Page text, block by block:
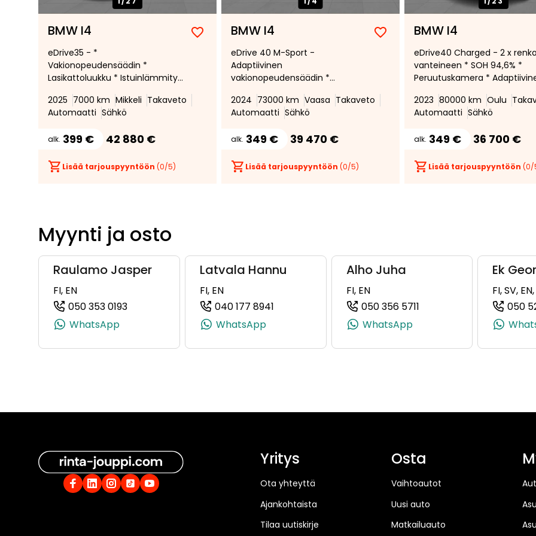
BMW I4
Lisää
suosikiksi
Poista
suosikeista
eDrive35 - *
Vakionopeudensäädin *
Lasikattoluukku * Istuinlämmitys
2025 7000 km Mikkeli Takaveto
Automaatti Sähkö
alk. 399 € 42 880 €
Lisää tarjouspyyntöön (0/5)
BMW I4
Lisää
suosikiksi
Poista
suosikeista
eDrive 40 M-Sport -
Adaptiivinen
vakionopeudensäädin *
1600kg * HiFi kaiuttimet *
Lämmitettävä ohjauspyörä * M
2024 73000 km Vaasa Takaveto
Automaatti Sähkö
alk. 349 € 39 470 €
Lisää tarjouspyyntöön (0/5)
BMW I4
eDrive40 Charged - 2 x
vanteineen * SOH 94,6% *
Peruutuskamera *
Lämmitettävä ohjauspyörä *
Hifit *Comfort access *
2023 80000 km Oulu
Automaatti Sähkö
alk. 349 € 36 700 €
Lisää tarjouspyyntöön (0/
Myynti ja osto
Raulamo Jasper
FI, EN
050 353 0193
(+358503530193, 0503530193, +358 50 353 0193)
WhatsApp
Latvala Hannu
FI, EN
040 177 8941
(+358401778941, 0401778941, +358 40 177 8941)
WhatsApp
Alho Juha
FI, EN
050 356 5711
(+358503565711,
WhatsApp
Ek
FI, SV,
050
Yritys
Ota yhteyttä
Ajankohtaista
Tilaa uutiskirje
Osta
Vaihtoautot
Uusi auto
Matkailuauto